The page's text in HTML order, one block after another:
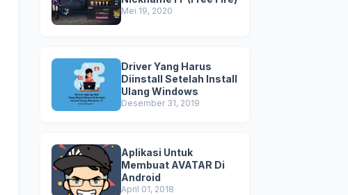
Mei 19, 2020
Driver Yang Harus
Diinstall Setelah Install
Ulang Windows
Desember 31, 2019
Aplikasi Untuk
Membuat AVATAR Di
Android
April 01, 2018